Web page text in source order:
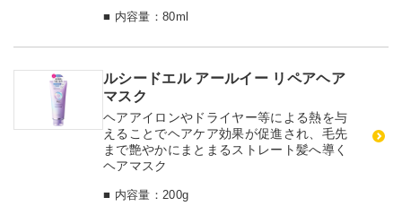
■ 内容量：80ml
ルシードエル アールイー リペアヘア
マスク
ヘアアイロンやドライヤー等による熱を与
えることでヘアケア効果が促進され、毛先
まで艶やかにまとまるストレート髪へ導く
ヘアマスク
■ 内容量：200g